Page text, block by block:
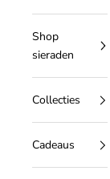
Shop
sieraden
Collecties
Cadeaus